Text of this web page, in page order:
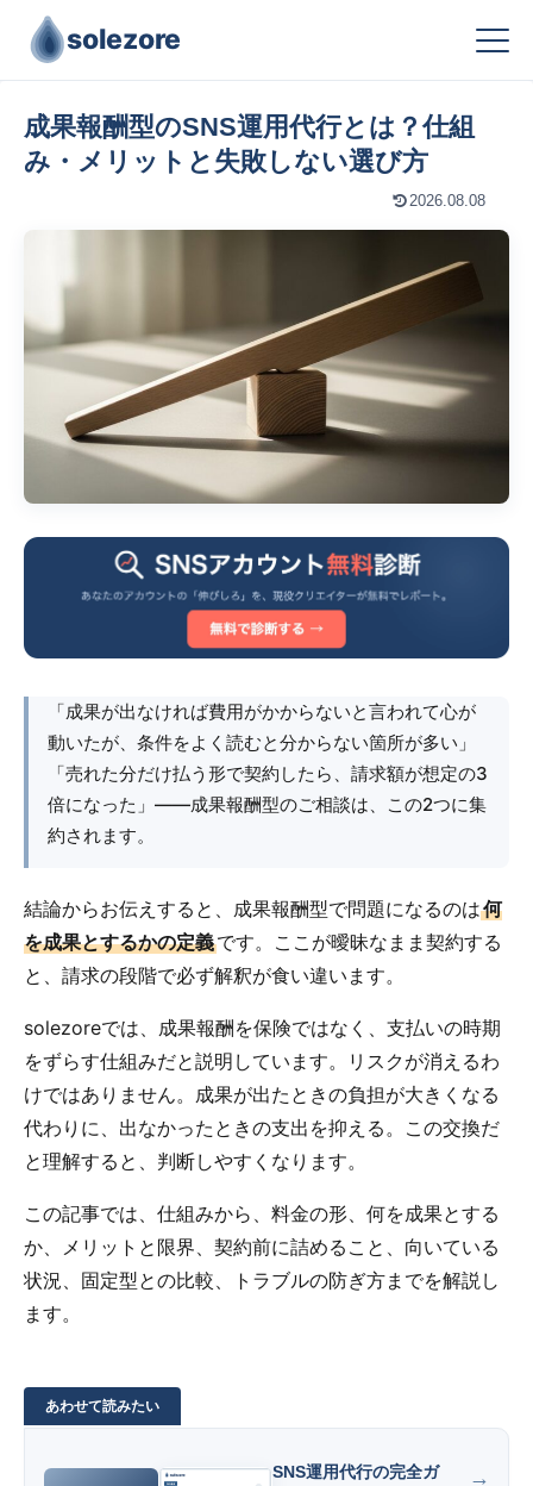
solezore
成果報酬型のSNS運用代行とは？仕組
み・メリットと失敗しない選び方
2026.08.08
「成果が出なければ費用がかからないと言われて心が
動いたが、条件をよく読むと分からない箇所が多い」
「売れた分だけ払う形で契約したら、請求額が想定の3
倍になった」――成果報酬型のご相談は、この2つに集
約されます。
結論からお伝えすると、成果報酬型で問題になるのは何
を成果とするかの定義です。ここが曖昧なまま契約する
と、請求の段階で必ず解釈が食い違います。
solezoreでは、成果報酬を保険ではなく、支払いの時期
をずらす仕組みだと説明しています。リスクが消えるわ
けではありません。成果が出たときの負担が大きくなる
代わりに、出なかったときの支出を抑える。この交換だ
と理解すると、判断しやすくなります。
この記事では、仕組みから、料金の形、何を成果とする
か、メリットと限界、契約前に詰めること、向いている
状況、固定型との比較、トラブルの防ぎ方までを解説し
ます。
SNS運用代行の完全ガ